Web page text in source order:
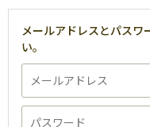
メールアドレスとパスワ
い。